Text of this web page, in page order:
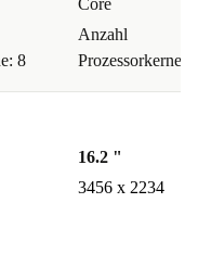
8
Anzahl
Prozessorkerne:
16.2 "
3456 x 2234